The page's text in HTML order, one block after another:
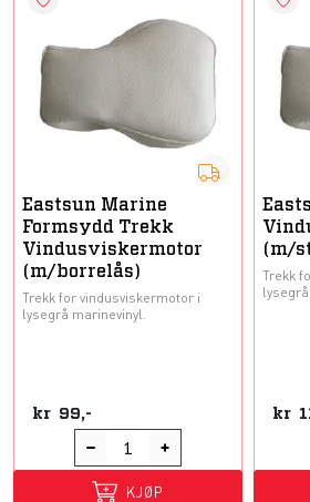
Eastsun Marine
Formsydd Trekk
Vindusviskermotor
(m/borrelås)
Trekk for vindusviskermotor i
lysegrå marinevinyl.
kr 99,-
KJØP
(m/
Trekk
lysegrå
kr